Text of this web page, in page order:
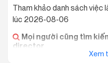
Tham khảo danh sách việc
lúc 2026-08-06
Mọi người cũng tìm
director
Xem